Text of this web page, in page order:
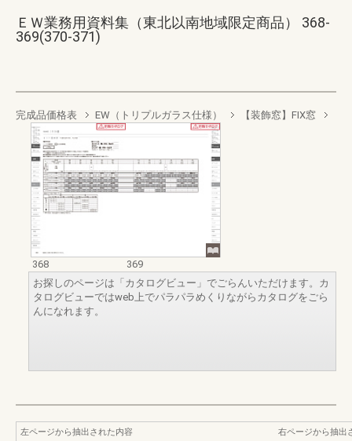
ＥＷ業務用資料集（東北以南地域限定商品） 368-
369(370-371)
完成品価格表 EW（トリプルガラス仕様） 【装飾窓】FIX窓
368
369
お探しのページは「カタログビュー」でごらんいただけます。カ
タログビューではweb上でパラパラめくりながらカタログをごら
んになれます。
左ページから抽出された内容
右ページから抽出